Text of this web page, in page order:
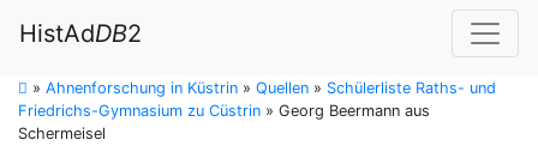
HistAdDB2
» Ahnenforschung in Küstrin » Quellen » Schülerliste Raths- und
Friedrichs-Gymnasium zu Cüstrin » Georg Beermann aus
Schermeisel